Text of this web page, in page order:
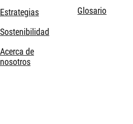
Estrategias
Sostenibilidad
Acerca de
nosotros
Glosario